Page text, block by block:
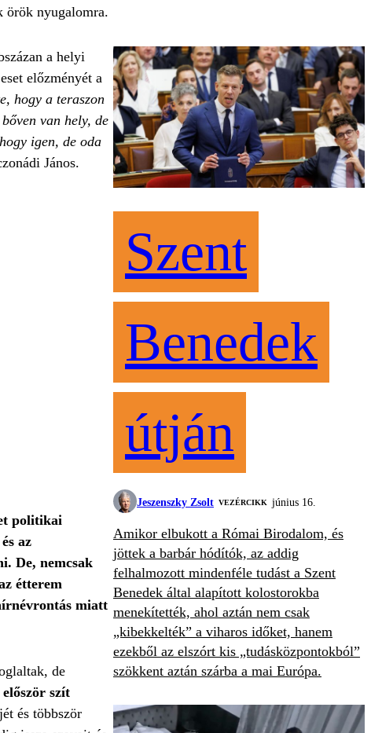
örök nyugalomra.
a helyi
előzményét a
hogy a teraszon
van hely, de
igen, de oda
János.
politikai
az
De, nemcsak
étterem
miatt
de
szít
és többször
Szent
Benedek
útján
Jeszenszky Zsolt VEZÉRCIKK június 16.
Amikor elbukott a Római Birodalom, és
jöttek a barbár hódítók, az addig
felhalmozott mindenféle tudást a Szent
Benedek által alapított kolostorokba
menekítették, ahol aztán nem csak
„kibekkelték” a viharos időket, hanem
ezekből az elszórt kis „tudásközpontokból”
szökkent aztán szárba a mai Európa.